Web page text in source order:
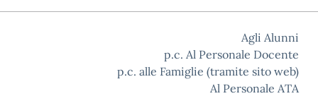
Agli Alunni
p.c. Al Personale Docente
p.c. alle Famiglie (tramite sito web)
Al Personale ATA